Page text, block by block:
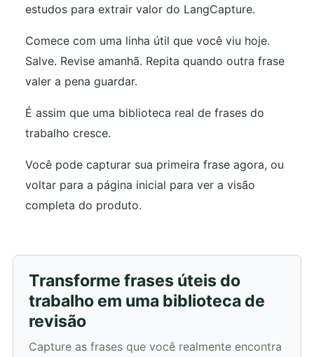
estudos para extrair valor do LangCapture.
Comece com uma linha útil que você viu hoje.
Salve. Revise amanhã. Repita quando outra frase
valer a pena guardar.
É assim que uma biblioteca real de frases do
trabalho cresce.
Você pode capturar sua primeira frase agora, ou
voltar para a página inicial para ver a visão
completa do produto.
Transforme frases úteis do
trabalho em uma biblioteca de
revisão
Capture as frases que você realmente encontra